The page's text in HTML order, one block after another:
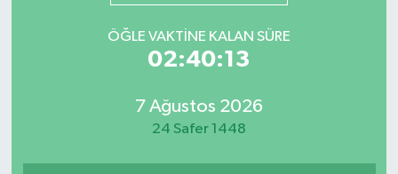
ÖĞLE VAKTİNE KALAN SÜRE
02:40:13
7 Ağustos 2026
24 Safer 1448
TEMETTÜ